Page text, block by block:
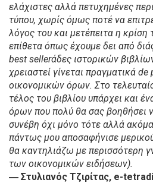
ελάχιστες αλλά πετυχημένες
τύπου, χωρίς όμως ποτέ να
λόγος του και μετέπειτα η
επίθετα όπως έχουμε δει από
best sellerάδες ιστορικών
χρειαστεί γίνεται πραγματικά
οικονομικών όρων. Στο
τέλος του βιβλίου υπάρχει και
όρων που πολύ θα σας βοηθήσει
συνέβη όχι μόνο τότε αλλά
πάντως μου αποσαφήνισε
θα καντηλιάζω με περισσότερη
των οικονομικών ειδήσεων).
― Στυλιανός Τζιρίτας, e-